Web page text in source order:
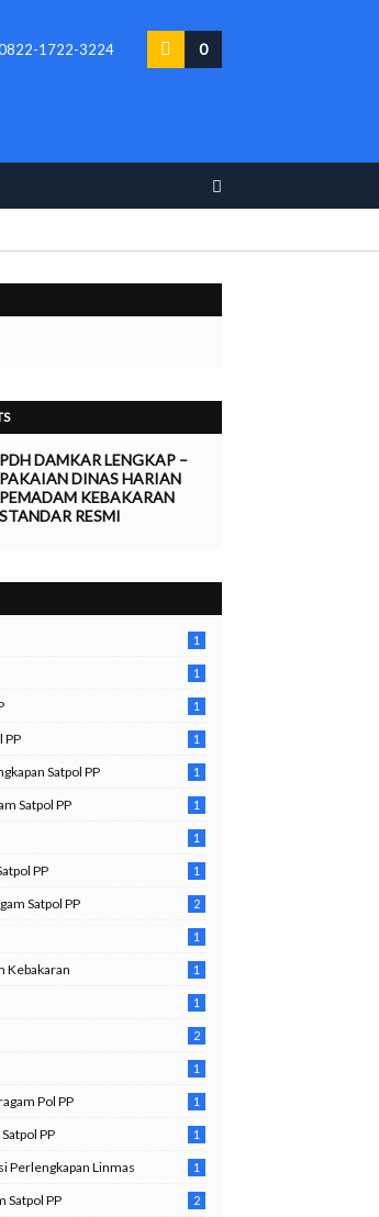
1722-3224 0
PDH DAMKAR LENGKAP –
PAKAIAN DINAS HARIAN
PEMADAM KEBAKARAN
STANDAR RESMI
1
1
1
PP 1
Satpol PP 1
Satpol PP 1
1
PP 1
Satpol PP 2
1
Kebakaran 1
1
2
1
Pol PP 1
PP 1
Perlengkapan Linmas 1
Satpol PP 2